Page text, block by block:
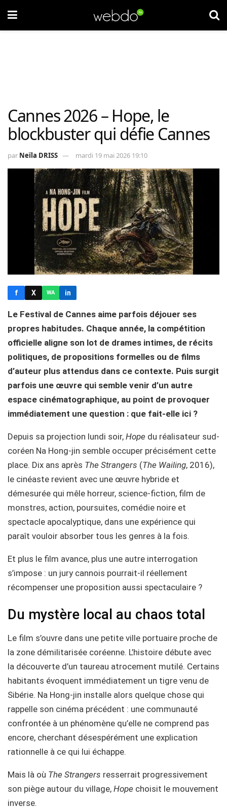
Cannes 2026 – Hope, le
blockbuster qui défie Cannes
par Neïla DRISS mardi 19 mai 2026 19:10
f X WA in
Le Festival de Cannes aime parfois déjouer ses
propres habitudes. Chaque année, la compétition
officielle aligne son lot de drames intimes, de récits
politiques, de propositions formelles ou de films
d’auteur plus attendus dans ce contexte. Puis surgit
parfois une œuvre qui semble venir d’un autre
espace cinématographique, au point de provoquer
immédiatement une question : que fait-elle ici ?
Depuis sa projection lundi soir, Hope du réalisateur sud-
coréen Na Hong-jin semble occuper précisément cette
place. Dix ans après The Strangers (The Wailing, 2016),
le cinéaste revient avec une œuvre hybride et
démesurée qui mêle horreur, science-fiction, film de
monstres, action, poursuites, comédie noire et
spectacle apocalyptique, dans une expérience qui
paraît vouloir absorber tous les genres à la fois.
Et plus le film avance, plus une autre interrogation
s’impose : un jury cannois pourrait-il réellement
récompenser une proposition aussi spectaculaire ?
Du mystère local au chaos total
Le film s’ouvre dans une petite ville portuaire proche de
la zone démilitarisée coréenne. L’histoire débute avec
la découverte d’un taureau atrocement mutilé. Certains
habitants évoquent immédiatement un tigre venu de
Sibérie. Na Hong-jin installe alors quelque chose qui
rappelle son cinéma précédent : une communauté
confrontée à un phénomène qu’elle ne comprend pas
encore, cherchant désespérément une explication
rationnelle à ce qui lui échappe.
Mais là où The Strangers resserrait progressivement
son piège autour du village, Hope choisit le mouvement
inverse.